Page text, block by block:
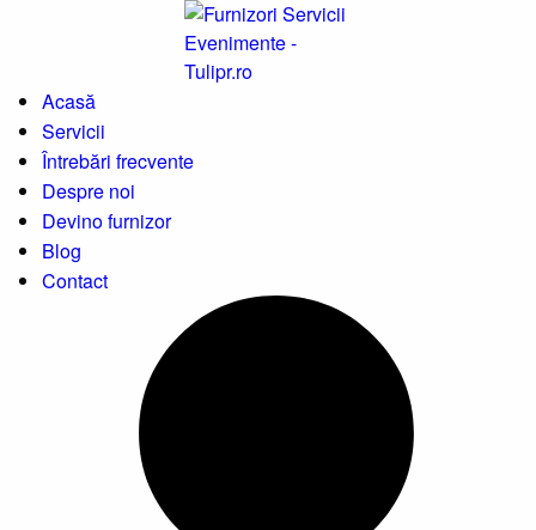
Acasă
Servicii
Întrebări frecvente
Despre noi
Devino furnizor
Blog
Contact